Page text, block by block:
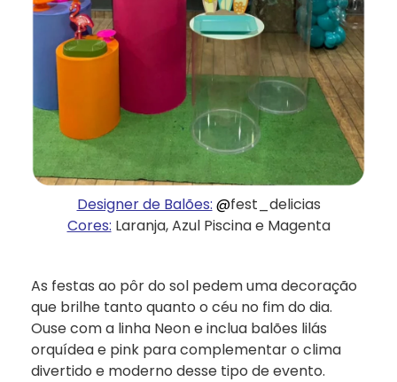
Designer de Balões: @fest_delicias
Cores: Laranja, Azul Piscina e Magenta
As festas ao pôr do sol pedem uma decoração
que brilhe tanto quanto o céu no fim do dia.
Ouse com a linha Neon e inclua balões lilás
orquídea e pink para complementar o clima
divertido e moderno desse tipo de evento.